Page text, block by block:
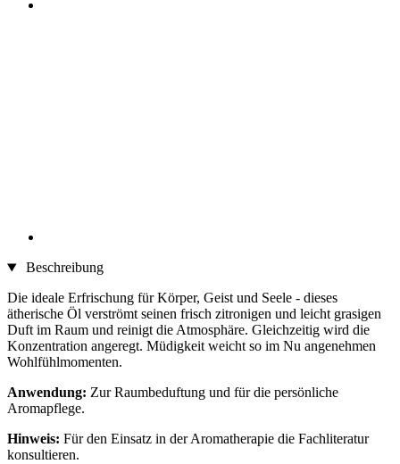
Beschreibung
Die ideale Erfrischung für Körper, Geist und Seele - dieses
ätherische Öl verströmt seinen frisch zitronigen und leicht grasigen
Duft im Raum und reinigt die Atmosphäre. Gleichzeitig wird die
Konzentration angeregt. Müdigkeit weicht so im Nu angenehmen
Wohlfühlmomenten.
Anwendung: Zur Raumbeduftung und für die persönliche
Aromapflege.
Hinweis: Für den Einsatz in der Aromatherapie die Fachliteratur
konsultieren.